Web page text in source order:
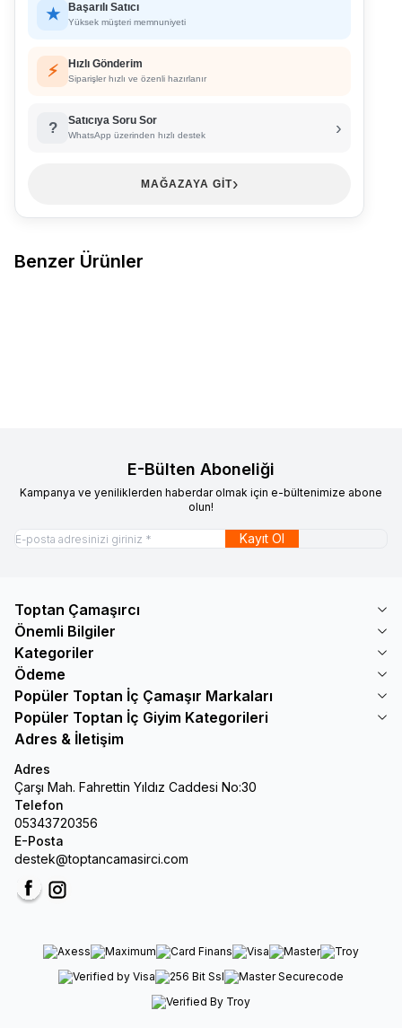
★ Başarılı Satıcı
Yüksek müşteri memnuniyeti
⚡ Hızlı Gönderim
Siparişler hızlı ve özenli hazırlanır
? Satıcıya Soru Sor
WhatsApp üzerinden hızlı destek ›
MAĞAZAYA GİT›
Benzer Ürünler
E-Bülten Aboneliği
Kampanya ve yeniliklerden haberdar olmak için e-bültenimize abone
olun!
Kayıt Ol
Toptan Çamaşırcı
Önemli Bilgiler
Kategoriler
Ödeme
Popüler Toptan İç Çamaşır Markaları
Popüler Toptan İç Giyim Kategorileri
Adres & İletişim
Adres
Çarşı Mah. Fahrettin Yıldız Caddesi No:30
Telefon
05343720356
E-Posta
destek@toptancamasirci.com
FacebookInstagram